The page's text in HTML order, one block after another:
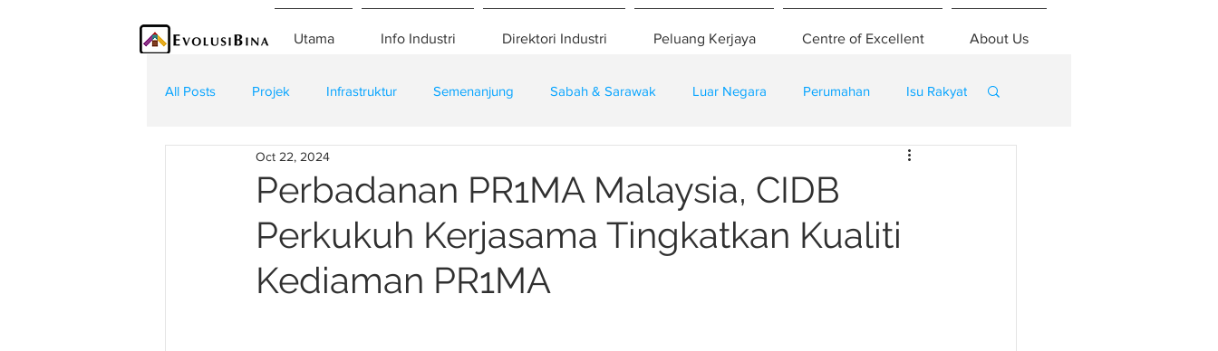
Utama Info Industri Direktori Industri Peluang Kerjaya Centre of Excellent About Us
All Posts Projek Infrastruktur Semenanjung Sabah & Sarawak Luar Negara Perumahan Isu Rakyat
Teknologi Kontraktor
Perbadanan PR1MA Malaysia, CIDB
Perkukuh Kerjasama Tingkatkan Kualiti
Kediaman PR1MA
Oct 22, 2024